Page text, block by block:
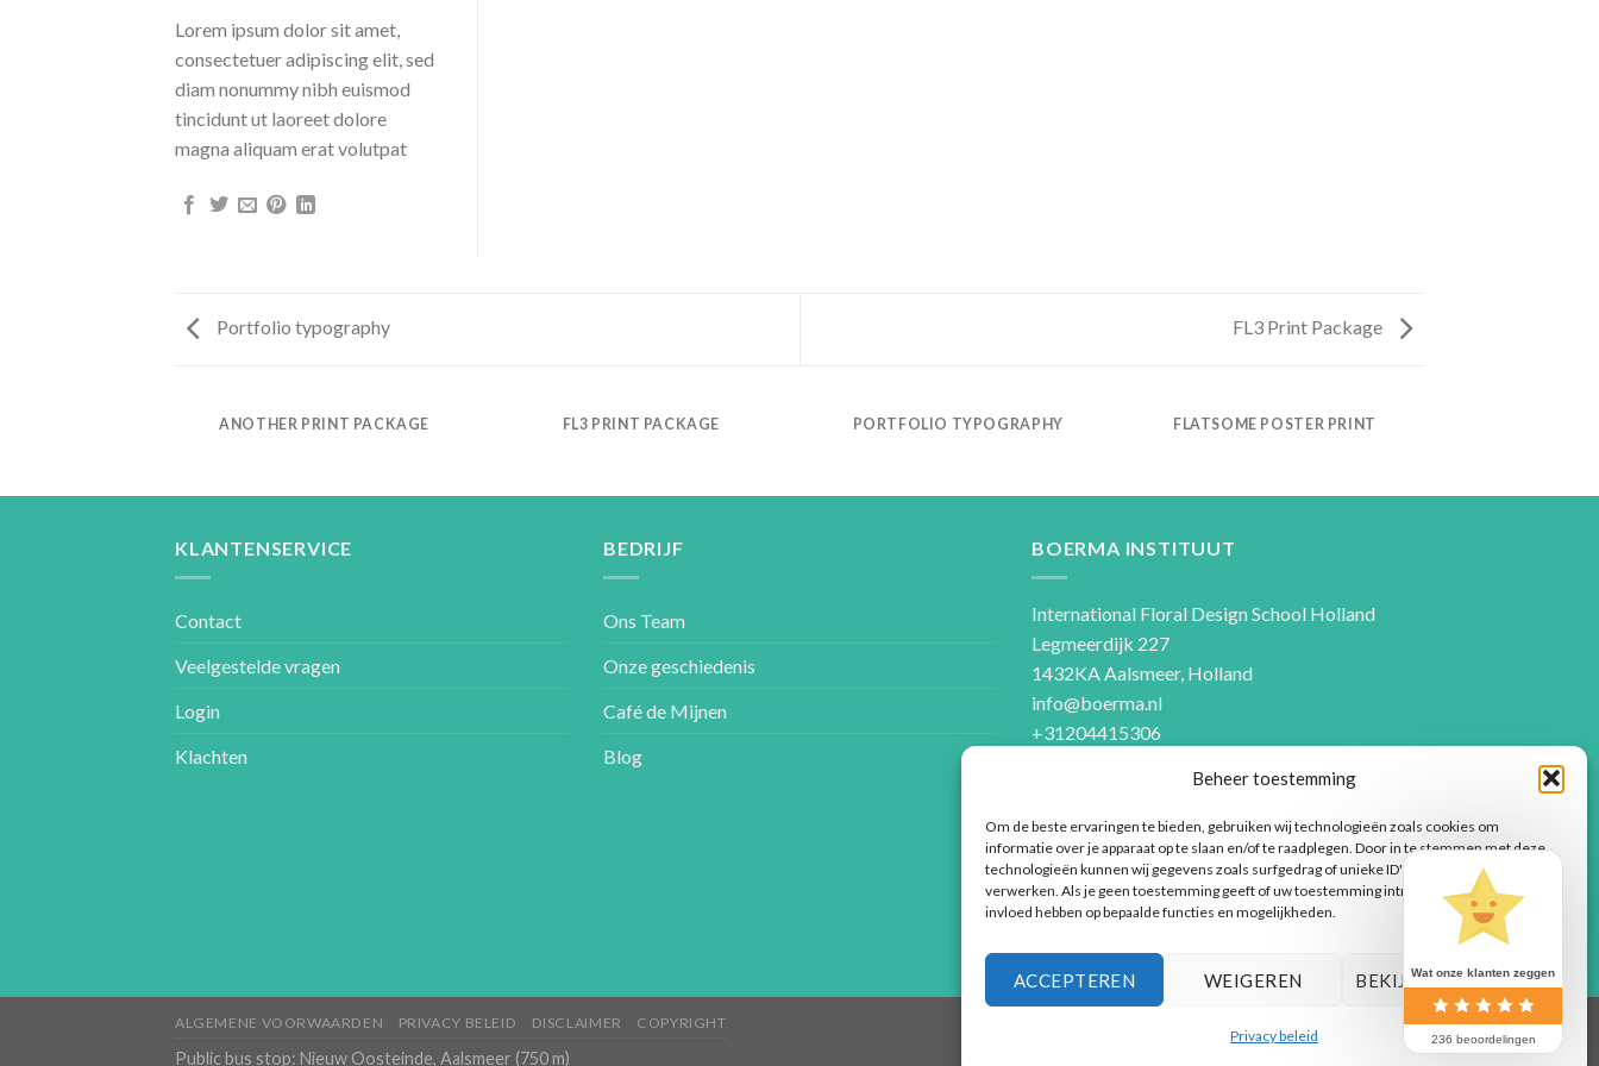
Beheer toestemming
Om de beste ervaringen te bieden, gebruiken wij technologieën zoals cookies om
informatie over je apparaat op te slaan en/of te raadplegen. Door in te stemmen met deze
technologieën kunnen wij gegevens zoals surfgedrag of unieke ID's op deze site
verwerken. Als je geen toestemming geeft of uw toestemming intrekt, kan dit een nadelige
invloed hebben op bepaalde functies en mogelijkheden.
ACCEPTEREN WEIGEREN BEKIJK VOORKEUREN
Privacy beleid
Lorem ipsum dolor sit amet,
consectetuer adipiscing elit, sed
diam nonummy nibh euismod
tincidunt ut laoreet dolore
magna aliquam erat volutpat
Portfolio typography FL3 Print Package
ANOTHER PRINT PACKAGE FL3 PRINT PACKAGE PORTFOLIO TYPOGRAPHY FLATSOME POSTER PRINT
KLANTENSERVICE
Contact
Veelgestelde vragen
Login
Klachten
BEDRIJF
Ons Team
Onze geschiedenis
Café de Mijnen
Blog
BOERMA INSTITUUT
International Floral Design School Holland
Legmeerdijk 227
1432KA Aalsmeer, Holland
info@boerma.nl
+31204415306
ALGEMENE VOORWAARDEN PRIVACY BELEID DISCLAIMER COPYRIGHT
Public bus stop: Nieuw Oosteinde, Aalsmeer (750 m)
Wat onze klanten zeggen
236 beoordelingen